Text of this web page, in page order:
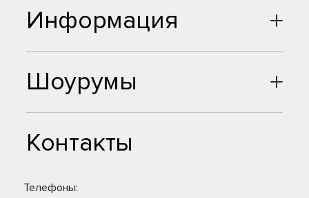
Шоурумы
Контакты
Телефоны:
Информация